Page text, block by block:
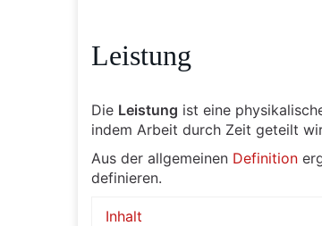
Leistung
Die Leistung ist eine
indem Arbeit durch Zeit geteilt
Aus der allgemeinen Definition
definieren.
Inhalt